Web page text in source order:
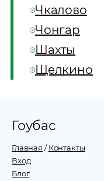
Чкалово
Чонгар
Шахты
Щелкино
Гоубас
Главная /Контакты
Вход
Блог